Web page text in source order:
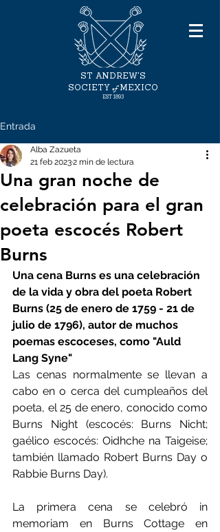
ST ANDREW'S
SOCIETY of MEXICO
EST 1893
Entrada
Una gran noche de
celebración para el gran
poeta escocés Robert
Burns
Alba Zazueta
21 feb 20232 min de lectura
Una cena Burns es una celebración
de la vida y obra del poeta Robert
Burns (25 de enero de 1759 - 21 de
julio de 1796), autor de muchos
poemas escoceses, como "Auld
Lang Syne"
Las cenas normalmente se llevan a
cabo en o cerca del cumpleaños del
poeta, el 25 de enero, conocido como
Burns Night (escocés: Burns Nicht;
gaélico escocés: Oidhche na Taigeise;
también llamado Robert Burns Day o
Rabbie Burns Day).
La primera cena se celebró in
memoriam en Burns Cottage en